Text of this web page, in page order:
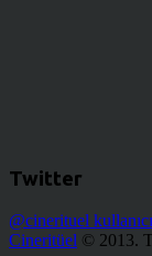
Twitter
@cinerituel
Cineritüel © 2013.